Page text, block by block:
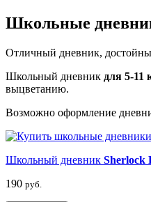
Школьные
Отличный дневник,
Школьный дневник для 5-11
выцветанию.
Возможно оформление
Школьный дневник Sherlock
190 руб.